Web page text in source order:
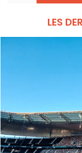
LES